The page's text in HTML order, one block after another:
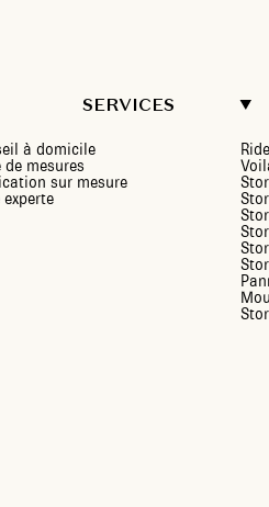
SERVICES
à domicile
de mesures
sur mesure
experte